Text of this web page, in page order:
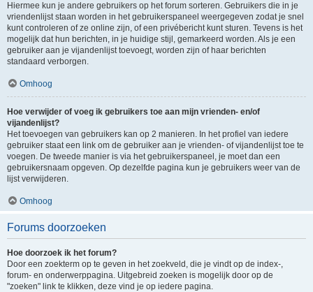
Hiermee kun je andere gebruikers op het forum sorteren. Gebruikers die in je
vriendenlijst staan worden in het gebruikerspaneel weergegeven zodat je snel
kunt controleren of ze online zijn, of een privébericht kunt sturen. Tevens is het
mogelijk dat hun berichten, in je huidige stijl, gemarkeerd worden. Als je een
gebruiker aan je vijandenlijst toevoegt, worden zijn of haar berichten
standaard verborgen.
Omhoog
Hoe verwijder of voeg ik gebruikers toe aan mijn vrienden- en/of
vijandenlijst?
Het toevoegen van gebruikers kan op 2 manieren. In het profiel van iedere
gebruiker staat een link om de gebruiker aan je vrienden- of vijandenlijst toe te
voegen. De tweede manier is via het gebruikerspaneel, je moet dan een
gebruikersnaam opgeven. Op dezelfde pagina kun je gebruikers weer van de
lijst verwijderen.
Omhoog
Forums doorzoeken
Hoe doorzoek ik het forum?
Door een zoekterm op te geven in het zoekveld, die je vindt op de index-,
forum- en onderwerppagina. Uitgebreid zoeken is mogelijk door op de
"zoeken" link te klikken, deze vind je op iedere pagina.